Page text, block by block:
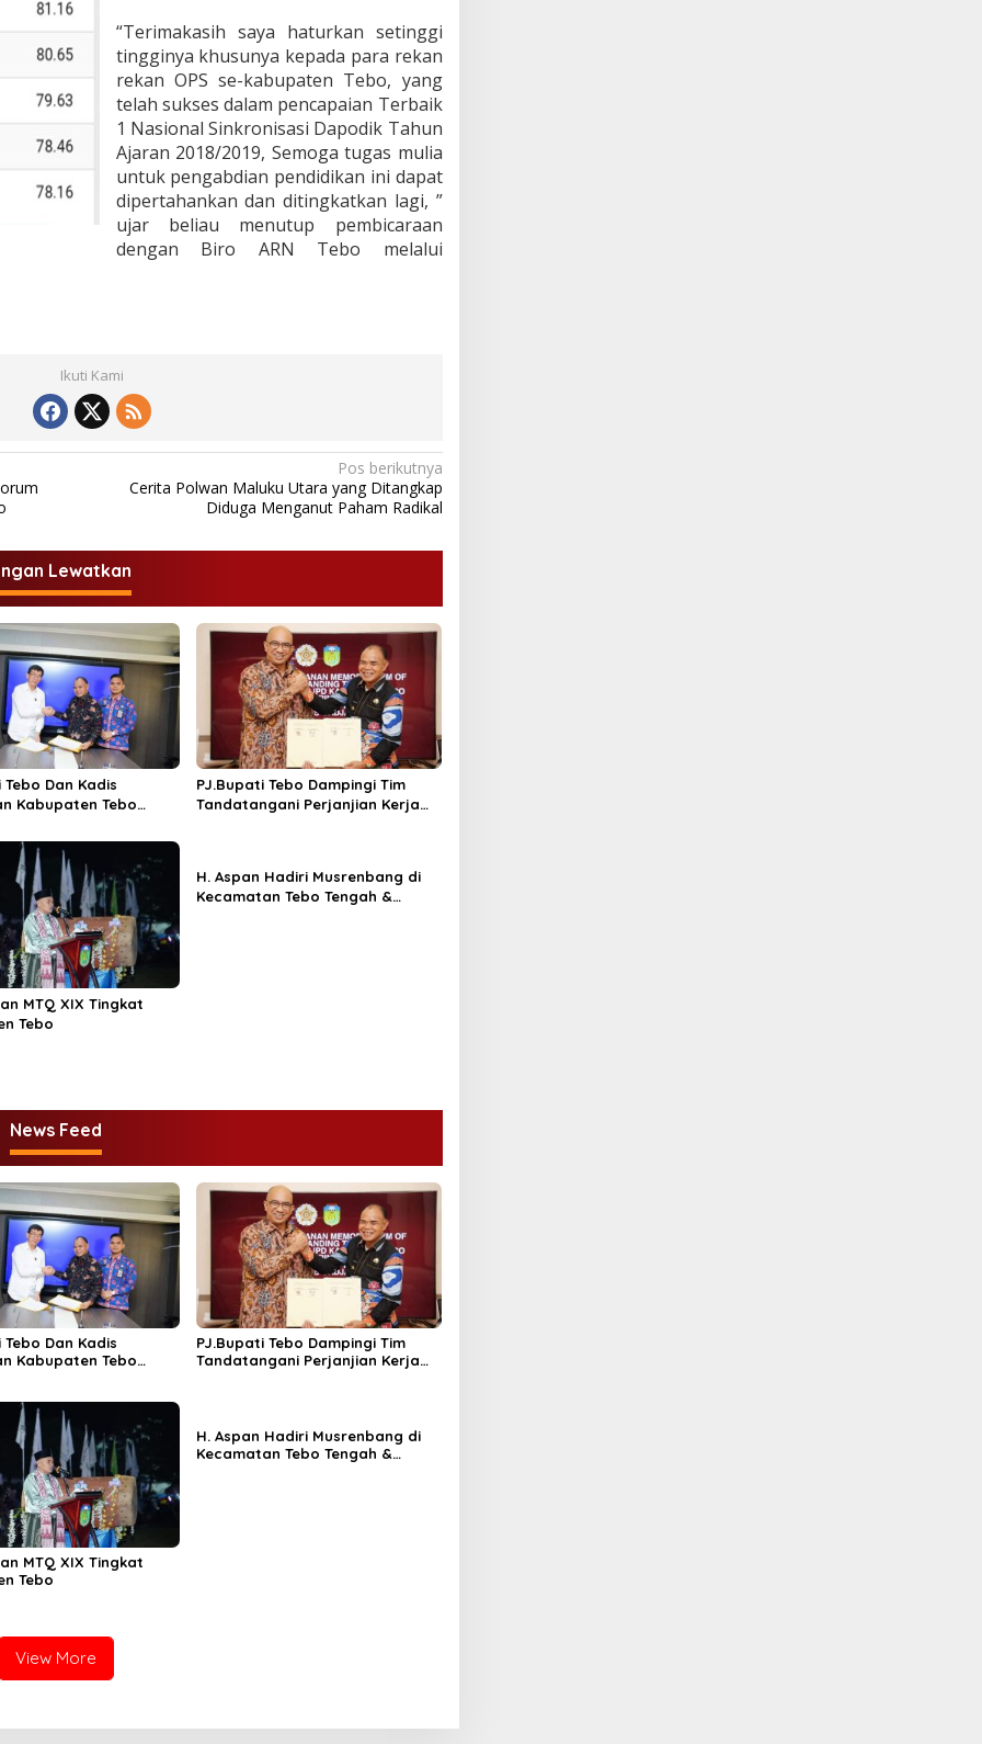
“Terimakasih saya haturkan setinggi
tingginya khusunya kepada para rekan
rekan OPS se-kabupaten Tebo, yang
telah sukses dalam pencapaian Terbaik
1 Nasional Sinkronisasi Dapodik Tahun
Ajaran 2018/2019, Semoga tugas mulia
untuk pengabdian pendidikan ini dapat
dipertahankan dan ditingkatkan lagi, ”
ujar beliau menutup pembicaraan
dengan Biro ARN Tebo melalui
Ikuti Kami
Pos berikutnya
Cerita Polwan Maluku Utara yang Ditangkap
Diduga Menganut Paham Radikal
Lewatkan
Tebo Dan Kadis
Kabupaten Tebo
PJ.Bupati Tebo Dampingi Tim
Tandatangani Perjanjian Kerja
MTQ XIX Tingkat
Tebo
H. Aspan Hadiri Musrenbang di
Kecamatan Tebo Tengah &
News Feed
Tebo Dan Kadis
Kabupaten Tebo
PJ.Bupati Tebo Dampingi Tim
Tandatangani Perjanjian Kerja
MTQ XIX Tingkat
Tebo
H. Aspan Hadiri Musrenbang di
Kecamatan Tebo Tengah &
View More